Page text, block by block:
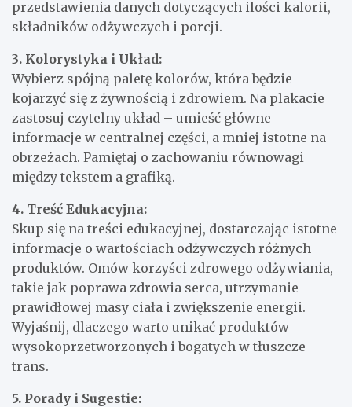
przedstawienia danych dotyczących ilości kalorii,
składników odżywczych i porcji.
3. Kolorystyka i Układ:
Wybierz spójną paletę kolorów, która będzie
kojarzyć się z żywnością i zdrowiem. Na plakacie
zastosuj czytelny układ – umieść główne
informacje w centralnej części, a mniej istotne na
obrzeżach. Pamiętaj o zachowaniu równowagi
między tekstem a grafiką.
4. Treść Edukacyjna:
Skup się na treści edukacyjnej, dostarczając istotne
informacje o wartościach odżywczych różnych
produktów. Omów korzyści zdrowego odżywiania,
takie jak poprawa zdrowia serca, utrzymanie
prawidłowej masy ciała i zwiększenie energii.
Wyjaśnij, dlaczego warto unikać produktów
wysokoprzetworzonych i bogatych w tłuszcze
trans.
5. Porady i Sugestie: